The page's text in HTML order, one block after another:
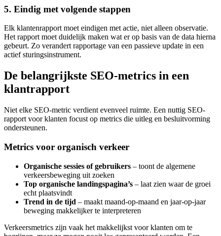
5. Eindig met volgende stappen
Elk klantenrapport moet eindigen met actie, niet alleen observatie.
Het rapport moet duidelijk maken wat er op basis van de data hierna
gebeurt. Zo verandert rapportage van een passieve update in een
actief sturingsinstrument.
De belangrijkste SEO-metrics in een
klantrapport
Niet elke SEO-metric verdient evenveel ruimte. Een nuttig SEO-
rapport voor klanten focust op metrics die uitleg en besluitvorming
ondersteunen.
Metrics voor organisch verkeer
Organische sessies of gebruikers – toont de algemene
verkeersbeweging uit zoeken
Top organische landingspagina’s – laat zien waar de groei
echt plaatsvindt
Trend in de tijd – maakt maand-op-maand en jaar-op-jaar
beweging makkelijker te interpreteren
Verkeersmetrics zijn vaak het makkelijkst voor klanten om te